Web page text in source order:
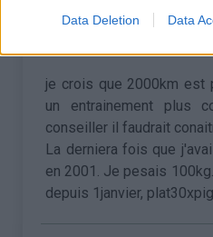
Data Deletion Data
je crois que 2000km est
un entrainement plus
conseiller il faudrait
La derniera fois que
en 2001. Je pesais
depuis 1janvier,